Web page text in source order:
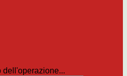
dell'operazione...